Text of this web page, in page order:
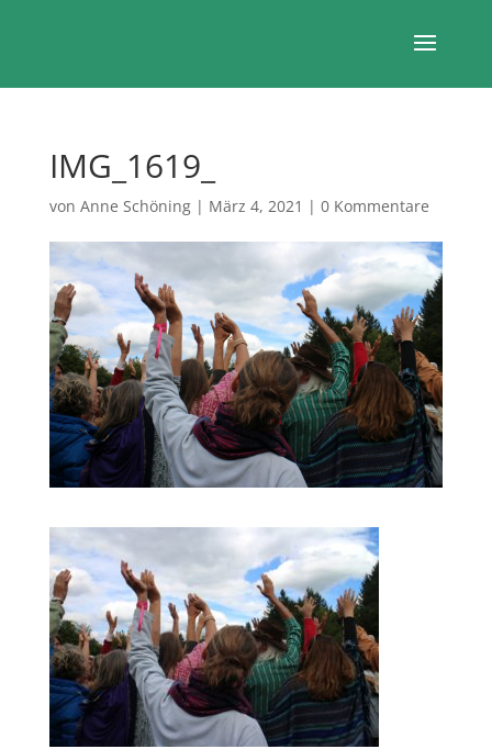
IMG_1619_
von Anne Schöning| März 4, 2021 | 0 Kommentare